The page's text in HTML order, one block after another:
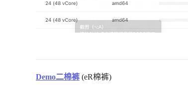
Demo二棉裤 (eR棉裤)